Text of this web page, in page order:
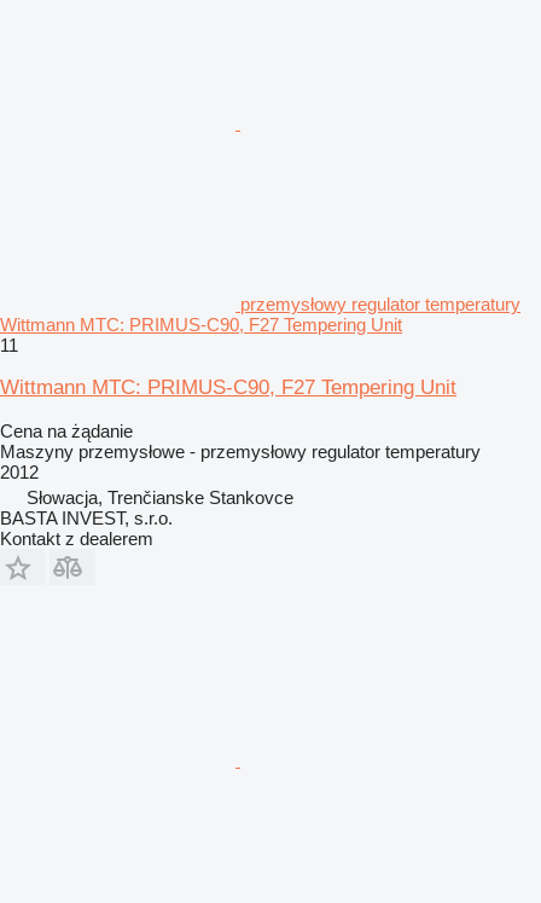
przemysłowy regulator temperatury
Wittmann MTC: PRIMUS-C90, F27 Tempering Unit
11
Wittmann MTC: PRIMUS-C90, F27 Tempering Unit
Cena na żądanie
Maszyny przemysłowe - przemysłowy regulator temperatury
2012
Słowacja, Trenčianske Stankovce
BASTA INVEST, s.r.o.
Kontakt z dealerem